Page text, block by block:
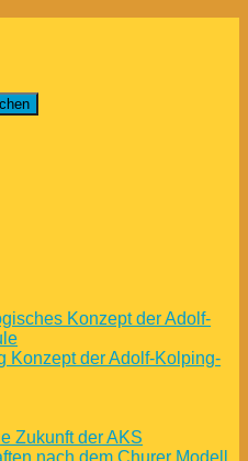
Konzept der Adolf-
Konzept der Adolf-Kolping-
Zukunft der AKS
nach dem Churer Modell